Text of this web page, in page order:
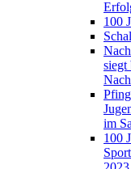
100
siegt
im
100